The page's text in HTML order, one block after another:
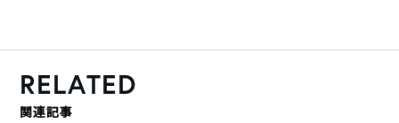
RELATED
関連記事